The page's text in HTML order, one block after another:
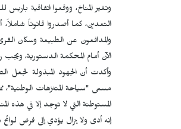
وتغير المناخ، ووقعوا اتفاقية
التعدين، كما أصدروا قانوناً
والمدافعون عن الطبيعة وسكان
الآن أمام المحكمة الدستورية،
وأكدت أن الجهود المبذولة لجعل
مسمى "سياحة المتنزهات الوطنية"،
المستوطنة التي لا توجد إلا في
إنه أدى ولا يزال يؤدي إلى فرض